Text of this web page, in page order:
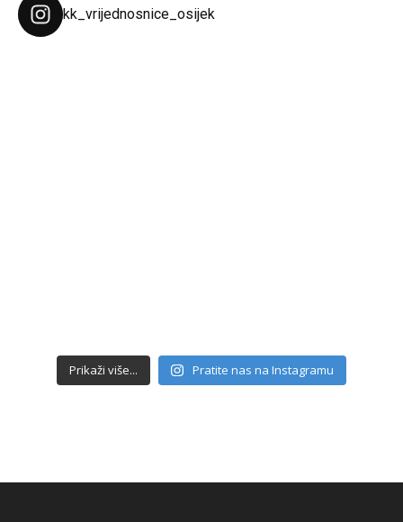
kk_vrijednosnice_osijek
Prikaži više... Pratite nas na Instagramu